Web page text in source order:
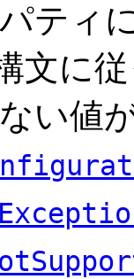
ティ
文に
い値